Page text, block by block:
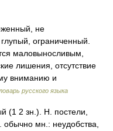
не
ограниченный.
маловыносливым,
лишения, отсутствие
вниманию и
русского языка
(1 2 зн.). Н. постели,
мн.: неудобства,